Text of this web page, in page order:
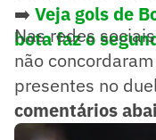
➡️ Veja gols de
bota faz o
Nas redes
não
presentes no
comentários